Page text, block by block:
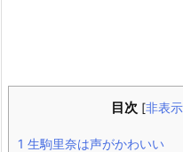
目次 [非表示
1 生駒里奈は声がかわいい